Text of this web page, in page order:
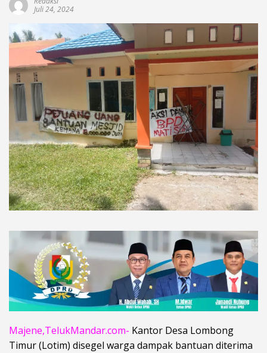
Juli 24, 2024
Majene,TelukMandar.com- Kantor Desa Lombong
Timur (Lotim) disegel warga dampak bantuan diterima